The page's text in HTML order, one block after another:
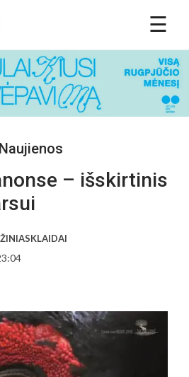
Naujienos
– išskirtinis